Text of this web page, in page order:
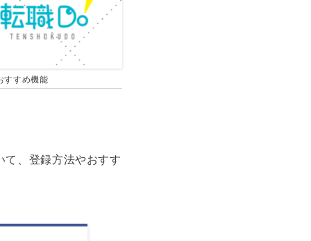
すすめ機能
て、登録方法やおすす